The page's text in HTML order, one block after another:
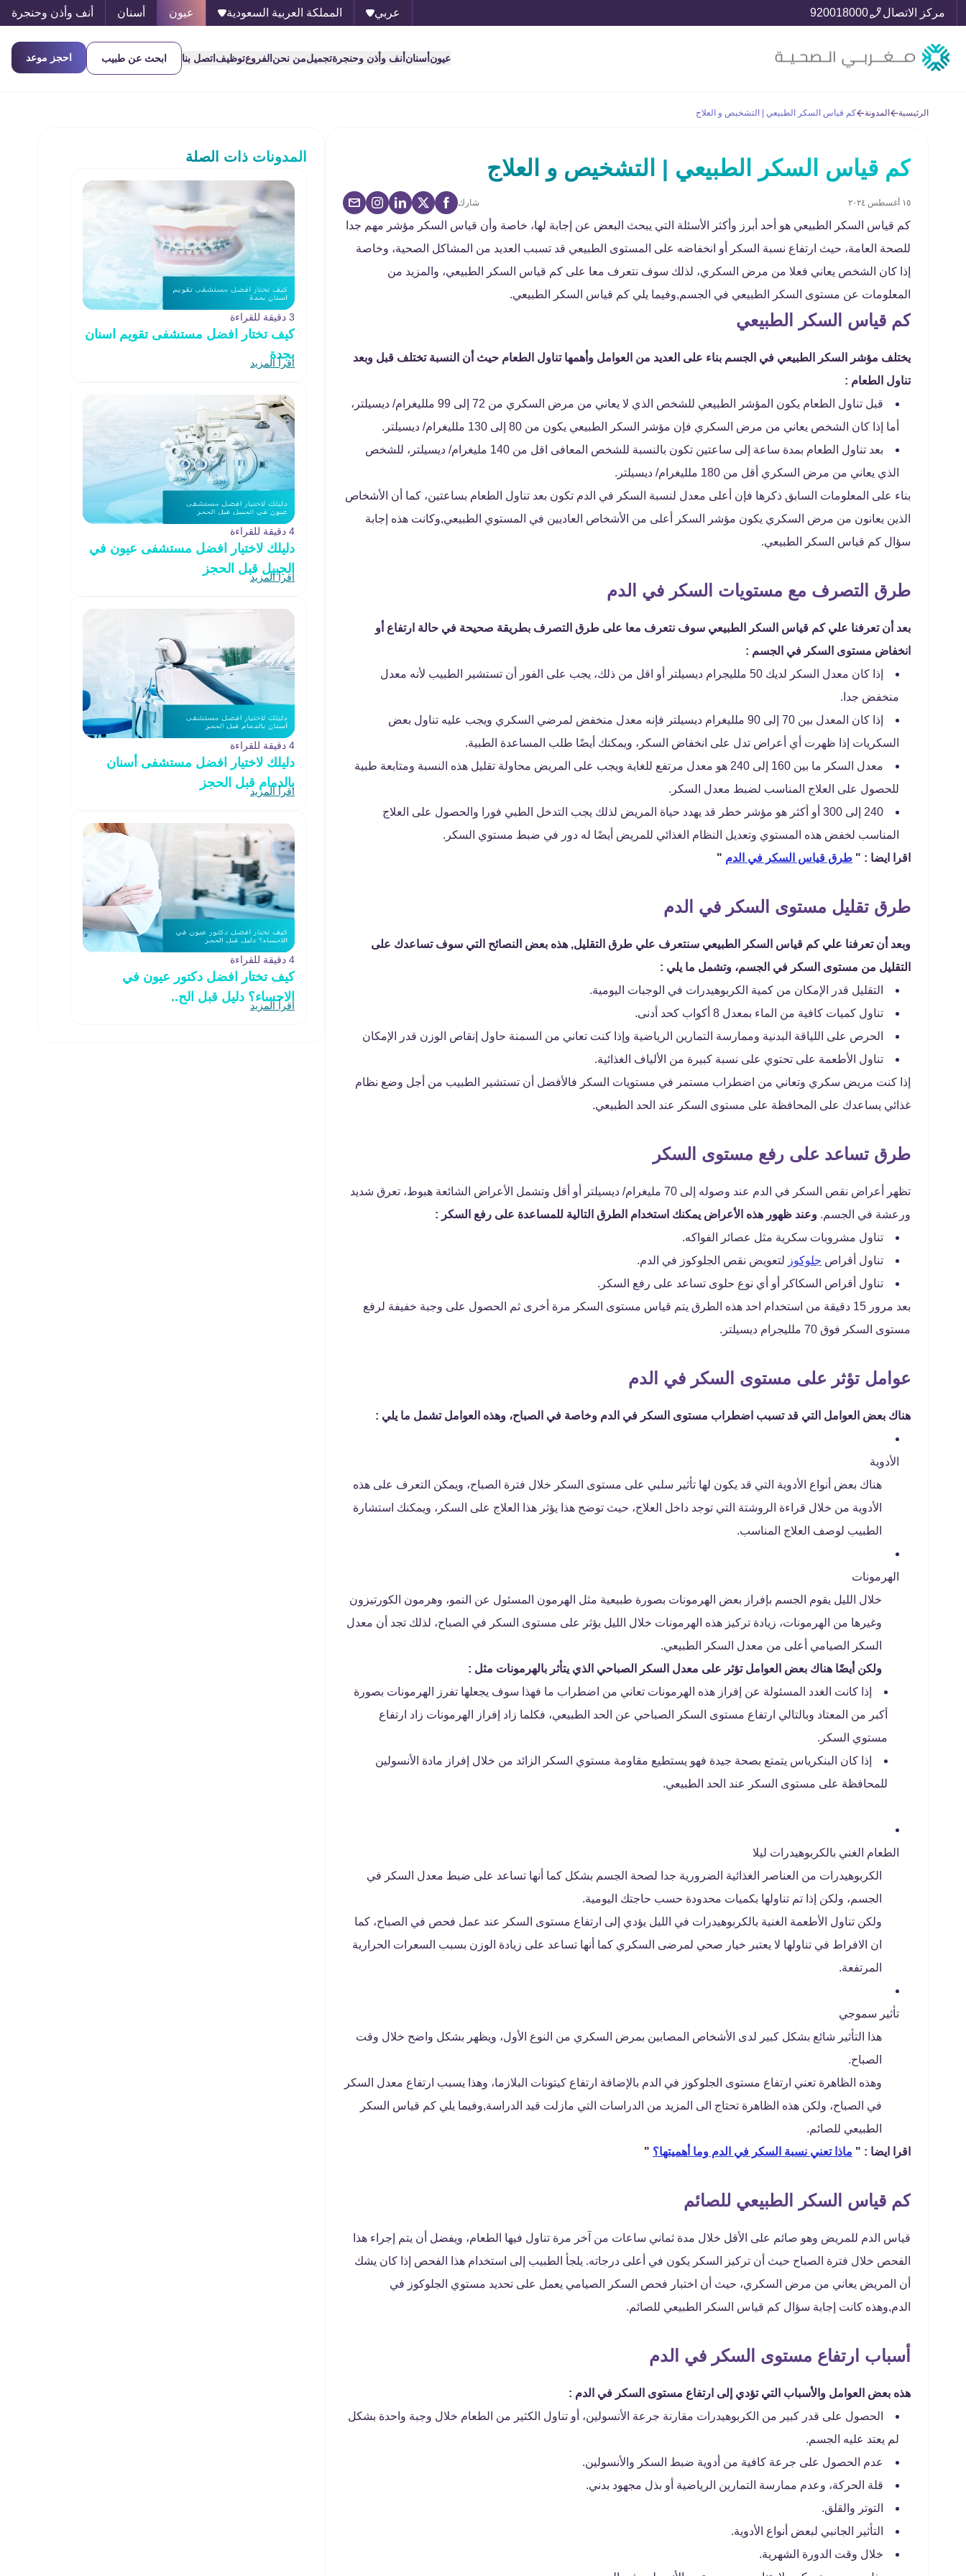
مركز الاتصال 920018000 عربي المملكة العربية السعودية عيون أسنان أنف وأذن وحنجرة
عيون أسنان أنف وأذن وحنجرةتجميلمن نحن الفروعتوظيف اتصل بنا ابحث عن طبيب احجز موعد
الرئيسية المدونة كم قياس السكر الطبيعي | التشخيص و العلاج
كم قياس السكر الطبيعي | التشخيص و العلاج
١٥ أغسطس ٢٠٢٤ شارك
كم قياس السكر الطبيعي هو أحد أبرز وأكثر الأسئلة التي يبحث البعض عن إجابة لها، خاصة وأن قياس السكر مؤشر مهم جدا
للصحة العامة، حيث ارتفاع نسبة السكر أو انخفاضه على المستوى الطبيعي قد تسبب العديد من المشاكل الصحية، وخاصة
إذا كان الشخص يعاني فعلا من مرض السكري، لذلك سوف نتعرف معا على كم قياس السكر الطبيعي، والمزيد من
المعلومات عن مستوى السكر الطبيعي في الجسم,وفيما يلي كم قياس السكر الطبيعي.
كم قياس السكر الطبيعي
يختلف مؤشر السكر الطبيعي في الجسم بناء على العديد من العوامل وأهمها تناول الطعام حيث أن النسبة تختلف قبل وبعد
تناول الطعام :
قبل تناول الطعام يكون المؤشر الطبيعي للشخص الذي لا يعاني من مرض السكري من 72 إلى 99 ملليغرام/ ديسيلتر،
أما إذا كان الشخص يعاني من مرض السكري فإن مؤشر السكر الطبيعي يكون من 80 إلى 130 ملليغرام/ ديسيلتر.
بعد تناول الطعام بمدة ساعة إلى ساعتين تكون بالنسبة للشخص المعافى اقل من 140 مليغرام/ ديسيلتر، للشخص
الذي يعاني من مرض السكري أقل من 180 ملليغرام/ ديسيلتر.
بناء على المعلومات السابق ذكرها فإن أعلى معدل لنسبة السكر في الدم تكون بعد تناول الطعام بساعتين، كما أن الأشخاص
الذين يعانون من مرض السكري يكون مؤشر السكر أعلى من الأشخاص العاديين في المستوي الطبيعي,وكانت هذه إجابة
سؤال كم قياس السكر الطبيعي.
طرق التصرف مع مستويات السكر في الدم
بعد أن تعرفنا علي كم قياس السكر الطبيعي سوف نتعرف معا على طرق التصرف بطريقة صحيحة في حالة ارتفاع أو
انخفاض مستوى السكر في الجسم :
إذا كان معدل السكر لديك 50 ملليجرام ديسيلتر أو اقل من ذلك، يجب على الفور أن تستشير الطبيب لأنه معدل
منخفض جدا.
إذا كان المعدل بين 70 إلى 90 ملليغرام ديسيلتر فإنه معدل منخفض لمرضي السكري ويجب عليه تناول بعض
السكريات إذا ظهرت أي أعراض تدل على انخفاض السكر، ويمكنك أيضًا طلب المساعدة الطبية.
معدل السكر ما بين 160 إلى 240 هو معدل مرتفع للغاية ويجب على المريض محاولة تقليل هذه النسبة ومتابعة طبية
للحصول على العلاج المناسب لضبط معدل السكر.
240 إلى 300 أو أكثر هو مؤشر خطر قد يهدد حياة المريض لذلك يجب التدخل الطبي فورا والحصول على العلاج
المناسب لخفض هذه المستوي وتعديل النظام الغذائي للمريض أيضًا له دور في ضبط مستوي السكر.
اقرا ايضا : " طرق قياس السكر في الدم "
طرق تقليل مستوى السكر في الدم
وبعد أن تعرفنا علي كم قياس السكر الطبيعي سنتعرف علي طرق التقليل, هذه بعض النصائح التي سوف تساعدك على
التقليل من مستوى السكر في الجسم، وتشمل ما يلي :
التقليل قدر الإمكان من كمية الكربوهيدرات في الوجبات اليومية.
تناول كميات كافية من الماء بمعدل 8 أكواب كحد أدنى.
الحرص على اللياقة البدنية وممارسة التمارين الرياضية وإذا كنت تعاني من السمنة حاول إنقاص الوزن قدر الإمكان
تناول الأطعمة على تحتوي على نسبة كبيرة من الألياف الغذائية.
إذا كنت مريض سكري وتعاني من اضطراب مستمر في مستويات السكر فالأفضل أن تستشير الطبيب من أجل وضع نظام
غذائي يساعدك على المحافظة على مستوى السكر عند الحد الطبيعي.
طرق تساعد على رفع مستوى السكر
تظهر أعراض نقص السكر في الدم عند وصوله إلى 70 مليغرام/ ديسيلتر أو أقل وتشمل الأعراض الشائعة هبوط، تعرق شديد
ورعشة في الجسم. وعند ظهور هذه الأعراض يمكنك استخدام الطرق التالية للمساعدة على رفع السكر :
تناول مشروبات سكرية مثل عصائر الفواكه.
تناول أقراص جلوكوز لتعويض نقص الجلوكوز في الدم.
تناول أقراص السكاكر أو أي نوع حلوى تساعد على رفع السكر.
بعد مرور 15 دقيقة من استخدام احد هذه الطرق يتم قياس مستوى السكر مرة أخرى ثم الحصول على وجبة خفيفة لرفع
مستوى السكر فوق 70 ملليجرام ديسيلتر.
عوامل تؤثر على مستوى السكر في الدم
هناك بعض العوامل التي قد تسبب اضطراب مستوى السكر في الدم وخاصة في الصباح، وهذه العوامل تشمل ما يلي :
الأدوية
هناك بعض أنواع الأدوية التي قد يكون لها تأثير سلبي على مستوى السكر خلال فترة الصباح، ويمكن التعرف على هذه
الأدوية من خلال قراءة الروشتة التي توجد داخل العلاج، حيث توضح هذا يؤثر هذا العلاج على السكر، ويمكنك استشارة
الطبيب لوصف العلاج المناسب.
الهرمونات
خلال الليل يقوم الجسم بإفراز بعض الهرمونات بصورة طبيعية مثل الهرمون المسئول عن النمو، وهرمون الكورتيزون
وغيرها من الهرمونات، زيادة تركيز هذه الهرمونات خلال الليل يؤثر على مستوى السكر في الصباح، لذلك تجد أن معدل
السكر الصيامي أعلى من معدل السكر الطبيعي.
ولكن أيضًا هناك بعض العوامل تؤثر على معدل السكر الصباحي الذي يتأثر بالهرمونات مثل :
إذا كانت الغدد المسئولة عن إفراز هذه الهرمونات تعاني من اضطراب ما فهذا سوف يجعلها تفرز الهرمونات بصورة
أكبر من المعتاد وبالتالي ارتفاع مستوى السكر الصباحي عن الحد الطبيعي، فكلما زاد إفراز الهرمونات زاد ارتفاع
مستوي السكر.
إذا كان البنكرياس يتمتع بصحة جيدة فهو يستطيع مقاومة مستوي السكر الزائد من خلال إفراز مادة الأنسولين
للمحافظة على مستوى السكر عند الحد الطبيعي.
الطعام الغني بالكربوهيدرات ليلا
الكربوهيدرات من العناصر الغذائية الضرورية جدا لصحة الجسم بشكل كما أنها تساعد على ضبط معدل السكر في
الجسم، ولكن إذا تم تناولها بكميات محدودة حسب حاجتك اليومية.
ولكن تناول الأطعمة الغنية بالكربوهيدرات في الليل يؤدي إلى ارتفاع مستوى السكر عند عمل فحص في الصباح، كما
ان الافراط في تناولها لا يعتبر خيار صحي لمرضى السكري كما أنها تساعد على زيادة الوزن بسبب السعرات الحرارية
المرتفعة.
تأثير سموجي
هذا التأثير شائع بشكل كبير لدى الأشخاص المصابين بمرض السكري من النوع الأول، ويظهر بشكل واضح خلال وقت
الصباح.
وهذه الظاهرة تعني ارتفاع مستوى الجلوكوز في الدم بالإضافة ارتفاع كيتونات البلازما، وهذا يسبب ارتفاع معدل السكر
في الصباح، ولكن هذه الظاهرة تحتاج الى المزيد من الدراسات التي مازلت قيد الدراسة,وفيما يلي كم قياس السكر
الطبيعي للصائم.
اقرا ايضا : " ماذا تعني نسبة السكر في الدم وما أهميتها؟ "
كم قياس السكر الطبيعي للصائم
قياس الدم للمريض وهو صائم على الأقل خلال مدة ثماني ساعات من آخر مرة تناول فيها الطعام، ويفضل أن يتم إجراء هذا
الفحص خلال فترة الصباح حيث أن تركيز السكر يكون في أعلى درجاته. يلجأ الطبيب إلى استخدام هذا الفحص إذا كان يشك
أن المريض يعاني من مرض السكري، حيث أن اختبار فحص السكر الصيامي يعمل على تحديد مستوي الجلوكوز في
الدم,وهذه كانت إجابة سؤال كم قياس السكر الطبيعي للصائم.
أسباب ارتفاع مستوى السكر في الدم
هذه بعض العوامل والأسباب التي تؤدي إلى ارتفاع مستوى السكر في الدم :
الحصول على قدر كبير من الكربوهيدرات مقارنة جرعة الأنسولين، أو تناول الكثير من الطعام خلال وجبة واحدة بشكل
لم يعتد عليه الجسم.
عدم الحصول على جرعة كافية من أدوية ضبط السكر والأنسولين.
قلة الحركة، وعدم ممارسة التمارين الرياضية أو بذل مجهود بدني.
التوتر والقلق.
التأثير الجانبي لبعض أنواع الأدوية.
خلال وقت الدورة الشهرية.
المدونات ذات الصلة
3 دقيقة للقراءة
كيف تختار افضل مستشفى تقويم اسنان
بجدة
اقرأ المزيد
4 دقيقة للقراءة
دليلك لاختيار افضل مستشفى عيون في
الجبيل قبل الحجز
اقرأ المزيد
4 دقيقة للقراءة
دليلك لاختيار افضل مستشفى أسنان
بالدمام قبل الحجز
اقرأ المزيد
4 دقيقة للقراءة
كيف تختار افضل دكتور عيون في
الاحساء؟ دليل قبل الح..
اقرأ المزيد